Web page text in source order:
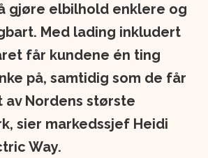
gjøre elbilhold enklere og
Med lading inkludert
får kundene én ting
på, samtidig som de får
Nordens største
sier markedssjef Heidi
Way.